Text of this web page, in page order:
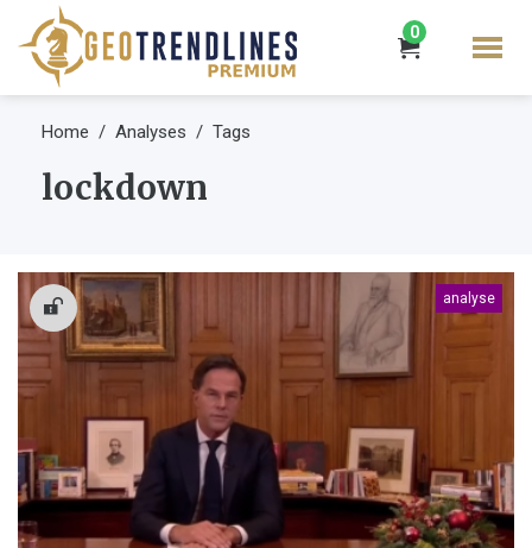
0
Home Analyses Tags
lockdown
analyse